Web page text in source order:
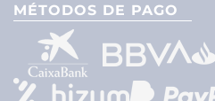
MÉTODOS DE PAGO